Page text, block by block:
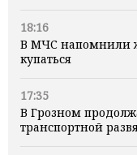
18:16
В МЧС напомнили
купаться
17:35
В Грозном
транспортной